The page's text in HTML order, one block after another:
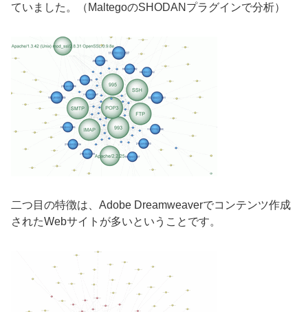
ていました。（MaltegoのSHODANプラグインで分析）
二つ目の特徴は、Adobe Dreamweaverでコンテンツ作成
されたWebサイトが多いということです。